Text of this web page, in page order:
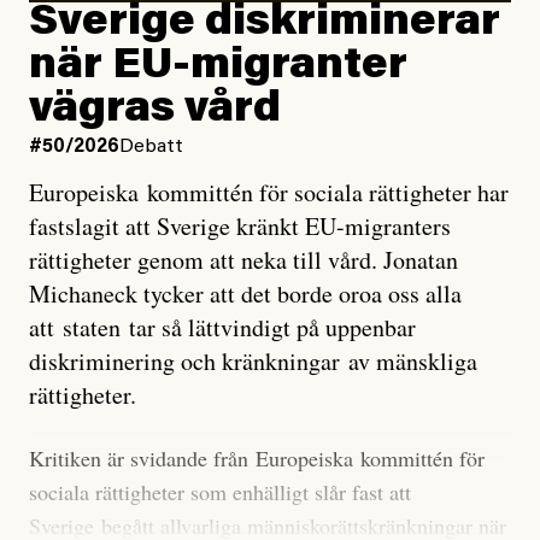
väderfenomen som uppstår när havsvattnet i delar av
Stilla havet blir ovanligt varmt. Det påverkar vädret
över stora delar av världen och under
forskare allt oftare varnat för att den här El Niñon
Det verkar vara en underdrift, menar nu Zeke
Hausfather.
”Det ser ut som att årets El Niño inte bara med stor
sannolikhet kommer att bli den starkaste sedan
tillförlitliga mätningar inleddes – den kan till och med
marginal”, skriver han.
Styrkan i El Niño går att förutspå genom att mäta
Sverige diskriminerar
när EU-migranter
vägras vård
#50/2026 Debatt
Europeiska kommittén för sociala rättigheter har
fastslagit att Sverige kränkt EU-migranters
rättigheter genom att neka till vård. Jonatan
Michaneck tycker att det borde oroa oss alla
att staten tar så lättvindigt på uppenbar
diskriminering och kränkningar av mänskliga
rättigheter.
Kritiken är svidande från Europeiska kommittén för
sociala rättigheter som enhälligt slår fast att
Sverige begått allvarliga människorättskränkningar när